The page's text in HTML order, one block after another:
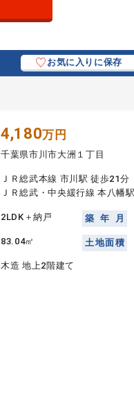
お気に入りに保存
4,180万円
千葉県市川市大洲１丁目
ＪＲ総武本線 市川駅 徒歩21分
ＪＲ総武・中央緩行線 本八幡
2LDK＋納戸 築 年 月
83.04㎡ 土地面積
木造 地上2階建て